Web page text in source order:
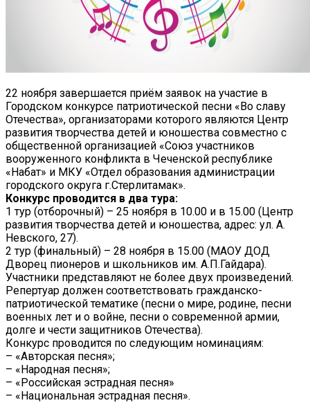
22 ноября завершается приём заявок на участие в
Городском конкурсе патриотической песни «Во славу
Отечества», организаторами которого являются Центр
развития творчества детей и юношества совместно с
общественной организацией «Союз участников
вооруженного конфликта в Чеченской республике
«Набат» и МКУ «Отдел образования администрации
городского округа г.Стерлитамак».
Конкурс проводится в два тура:
1 тур (отборочный) – 25 ноября в 10.00 и в 15.00 (Центр
развития творчества детей и юношества, адрес: ул. А.
Невского, 27).
2 тур (финальный) – 28 ноября в 15.00 (МАОУ ДОД
Дворец пионеров и школьников им. А.П.Гайдара).
Участники представляют не более двух произведений.
Репертуар должен соответствовать гражданско-
патриотической тематике (песни о мире, родине, песни
военных лет и о войне, песни о современной армии,
долге и чести защитников Отечества).
Конкурс проводится по следующим номинациям:
– «Авторская песня»;
– «Народная песня»;
– «Российская эстрадная песня»
– «Национальная эстрадная песня».